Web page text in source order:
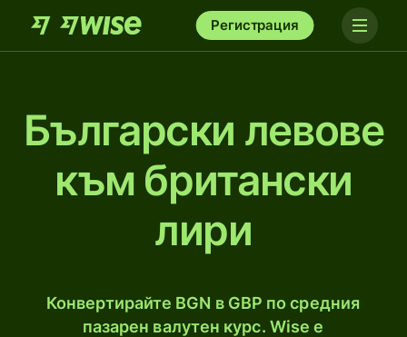
Регистрация
Български левове
към британски
лири
Конвертирайте BGN в GBP по средния
пазарен валутен курс. Wise е